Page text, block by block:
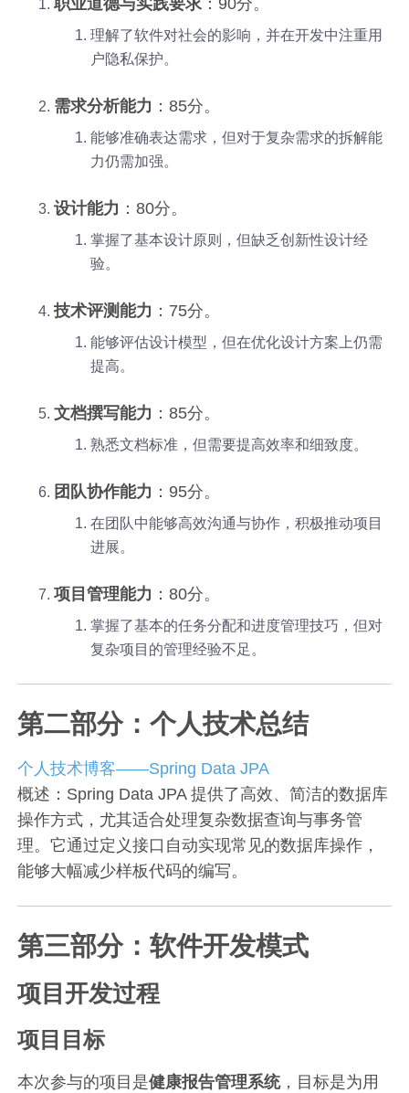
理解了软件对社会的影响，并在开发中注重用
户隐私保护。
需求分析能力 ：85分。
能够准确表达需求，但对于复杂需求的拆解能
力仍需加强。
设计能力 ：80分。
掌握了基本设计原则，但缺乏创新性设计经
验。
技术评测能力 ：75分。
能够评估设计模型，但在优化设计方案上仍需
提高。
文档撰写能力 ：85分。
熟悉文档标准，但需要提高效率和细致度。
团队协作能力 ：95分。
在团队中能够高效沟通与协作，积极推动项目
进展。
项目管理能力 ：80分。
掌握了基本的任务分配和进度管理技巧，但对
复杂项目的管理经验不足。
第二部分：个人技术总结
个人技术博客——Spring Data JPA
概述：Spring Data JPA 提供了高效、简洁的数据库
操作方式，尤其适合处理复杂数据查询与事务管
理。它通过定义接口自动实现常见的数据库操作，
能够大幅减少样板代码的编写。
第三部分：软件开发模式
项目开发过程
项目目标
本次参与的项目是健康报告管理系统，目标是为用